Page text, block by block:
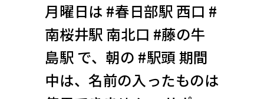
月曜日は #春日部駅 西口 #
南桜井駅 南北口 #藤の牛
島駅 で、朝の #駅頭 期間
中は、名前の入ったものは